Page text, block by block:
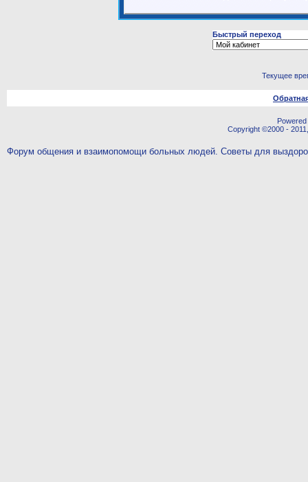
Быстрый переход
Текущее
Copyright ©2000 -
Форум общения и взаимопомощи больных людей. Советы для